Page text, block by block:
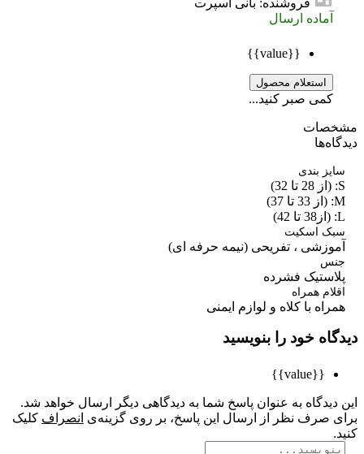
آماده ارسال
استعلام محصول
کمی صبر کنید...
بندی
اسکیت
، تفریحی (نیمه حرفه ای)
فشرده
همراه
با کلاه و لوازم ایمنی
خود را بنویسید
به عنوان پاسخ شما به دیدگاهی دیگر ارسال خواهد شد.
صرف نظر از ارسال این پاسخ، بر روی گزینه‌ی انصرافکلیک